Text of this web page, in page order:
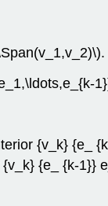
.
{v_k} {e_
{e_ {k-1}}